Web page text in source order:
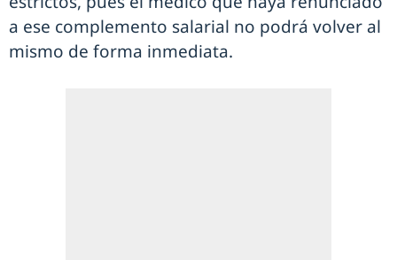
a ese complemento salarial no podrá volver al
mismo de forma inmediata.